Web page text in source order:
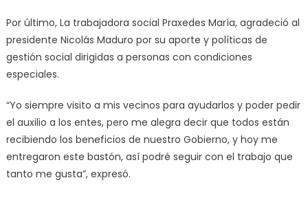
Por último, La trabajadora social Praxedes María, agradeció al
presidente Nicolás Maduro por su aporte y políticas de
gestión social dirigidas a personas con condiciones
especiales.
“Yo siempre visito a mis vecinos para ayudarlos y poder pedir
el auxilio a los entes, pero me alegra decir que todos están
recibiendo los beneficios de nuestro Gobierno, y hoy me
entregaron este bastón, así podré seguir con el trabajo que
tanto me gusta”, expresó.